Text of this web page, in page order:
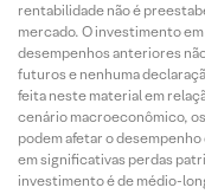
rentabilidade não é
mercado. O investimento
desempenhos anteriores
futuros e nenhuma
feita neste material em
cenário macroeconômico,
podem afetar o
em significativas perdas
investimento é de médio-